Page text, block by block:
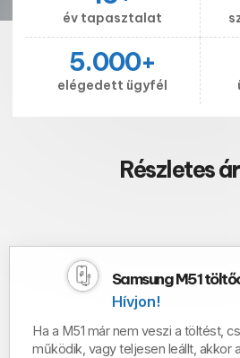
év tapasztalat
elégedett ügyfél
5.000+
Részletes
Samsung M51
Hívjon!
Ha a M51 már nem veszi a töltést,
működik, vagy teljesen leállt, akkor